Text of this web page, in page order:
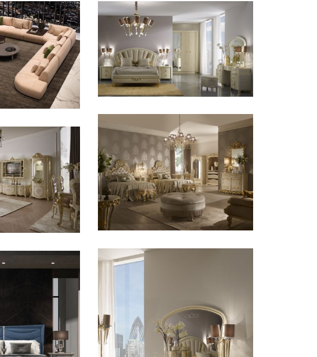
/
CONTEMPORANEO /
CAMERE
Babila
CLASSICO /
CAMERE
Imperiale
/ LIVING
/